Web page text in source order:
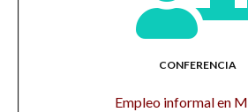
CONFERENCIA
Empleo informal en